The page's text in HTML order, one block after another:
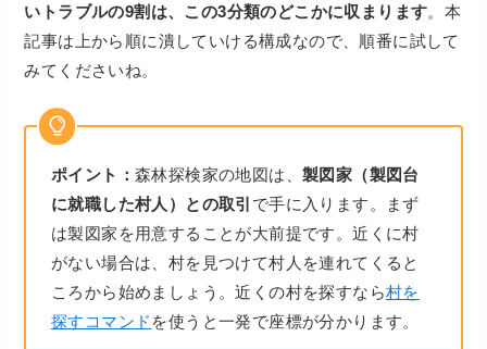
いトラブルの9割は、この3分類のどこかに収まります。本
記事は上から順に潰していける構成なので、順番に試して
みてくださいね。
ポイント： 森林探検家の地図は、 製図家（製図台
に就職した村人）との取引 で手に入ります。まず
は製図家を用意することが大前提です。近くに村
がない場合は、村を見つけて村人を連れてくると
ころから始めましょう。近くの村を探すなら村を
探すコマンド を使うと一発で座標が分かります。